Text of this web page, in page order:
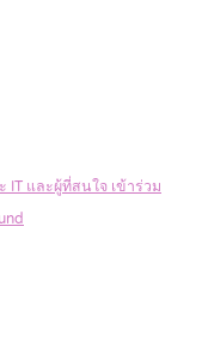
IT และผู้ที่สนใจ เข้าร่วม